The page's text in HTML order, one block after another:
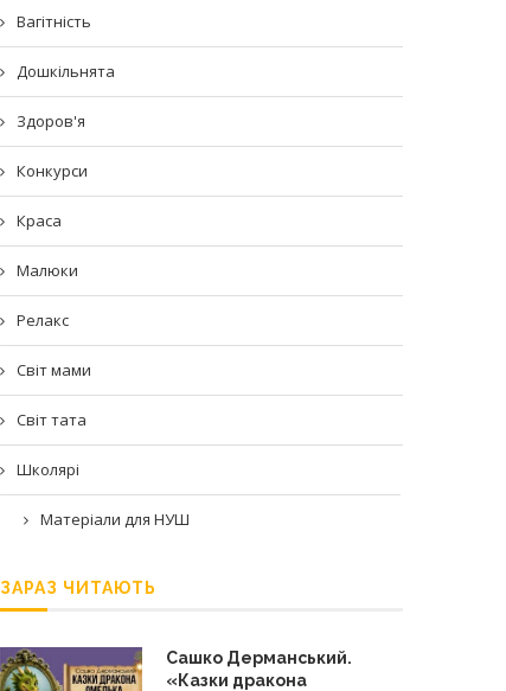
Вагітність
Дошкільнята
Здоров'я
Конкурси
Краса
Малюки
Релакс
Світ мами
Світ тата
Школярі
Матеріали для НУШ
ЗАРАЗ ЧИТАЮТЬ
Сашко Дерманський.
«Казки дракона